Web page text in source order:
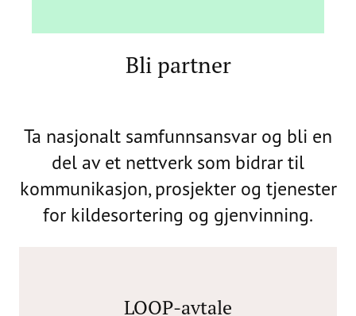
Bli partner
Ta nasjonalt samfunnsansvar og bli en
del av et nettverk som bidrar til
kommunikasjon, prosjekter og tjenester
for kildesortering og gjenvinning.
LOOP-avtale